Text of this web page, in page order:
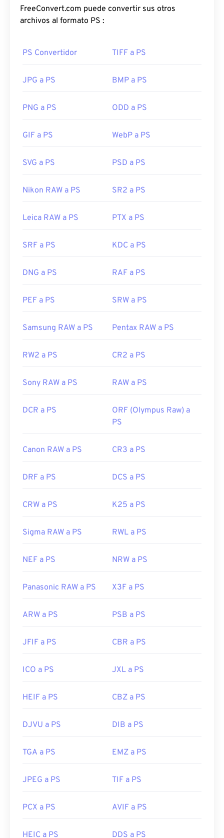
FreeConvert.com puede convertir sus otros
archivos al formato PS :
PS Convertidor TIFF a PS
JPG a PS BMP a PS
PNG a PS ODD a PS
GIF a PS WebP a PS
SVG a PS PSD a PS
Nikon RAW a PS SR2 a PS
Leica RAW a PS PTX a PS
SRF a PS KDC a PS
DNG a PS RAF a PS
PEF a PS SRW a PS
Samsung RAW a PS Pentax RAW a PS
RW2 a PS CR2 a PS
Sony RAW a PS RAW a PS
DCR a PS
ORF (Olympus Raw) a
PS
Canon RAW a PS CR3 a PS
DRF a PS DCS a PS
CRW a PS K25 a PS
Sigma RAW a PS RWL a PS
NEF a PS NRW a PS
Panasonic RAW a PS X3F a PS
ARW a PS PSB a PS
JFIF a PS CBR a PS
ICO a PS JXL a PS
HEIF a PS CBZ a PS
DJVU a PS DIB a PS
TGA a PS EMZ a PS
JPEG a PS TIF a PS
PCX a PS AVIF a PS
HEIC a PS DDS a PS